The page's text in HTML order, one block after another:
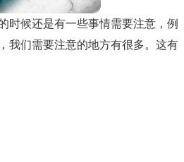
时候还是有一些事情需要注意，例
我们需要注意的地方有很多。这有